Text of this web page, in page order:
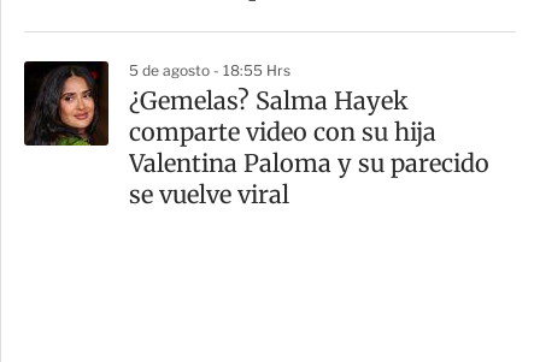
5 de agosto - 18:55 Hrs
¿Gemelas? Salma Hayek
comparte video con su hija
Valentina Paloma y su parecido
se vuelve viral